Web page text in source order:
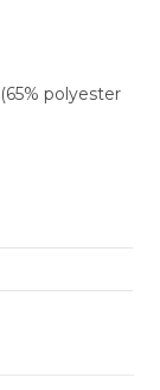
polyester